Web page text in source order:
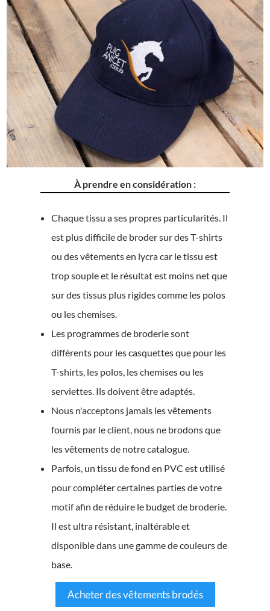
À prendre en considération :
Chaque tissu a ses propres particularités. Il
est plus difficile de broder sur des T-shirts
ou des vêtements en lycra car le tissu est
trop souple et le résultat est moins net que
sur des tissus plus rigides comme les polos
ou les chemises.
Les programmes de broderie sont
différents pour les casquettes que pour les
T-shirts, les polos, les chemises ou les
serviettes. Ils doivent être adaptés.
Nous n'acceptons jamais les vêtements
fournis par le client, nous ne brodons que
les vêtements de notre catalogue.
Parfois, un tissu de fond en PVC est utilisé
pour compléter certaines parties de votre
motif afin de réduire le budget de broderie.
Il est ultra résistant, inaltérable et
disponible dans une gamme de couleurs de
base.
Acheter des vêtements brodés